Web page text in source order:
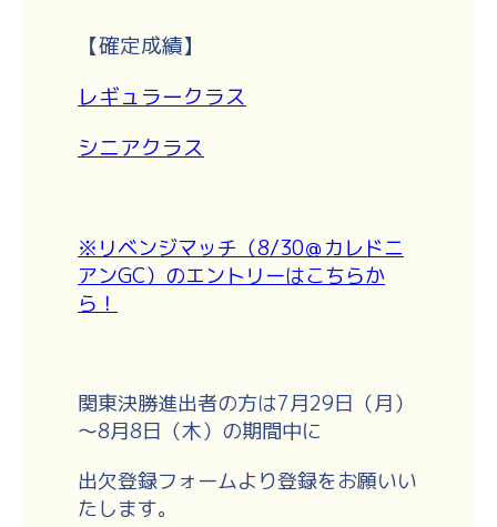
【確定成績】
レギュラークラス
シニアクラス
※リベンジマッチ（8/30＠カレドニ
アンGC）のエントリーはこちらか
ら！
関東決勝進出者の方は7月29日（月）
～8月8日（木） の期間中に
出欠登録フォームより登録をお願いい
たします。